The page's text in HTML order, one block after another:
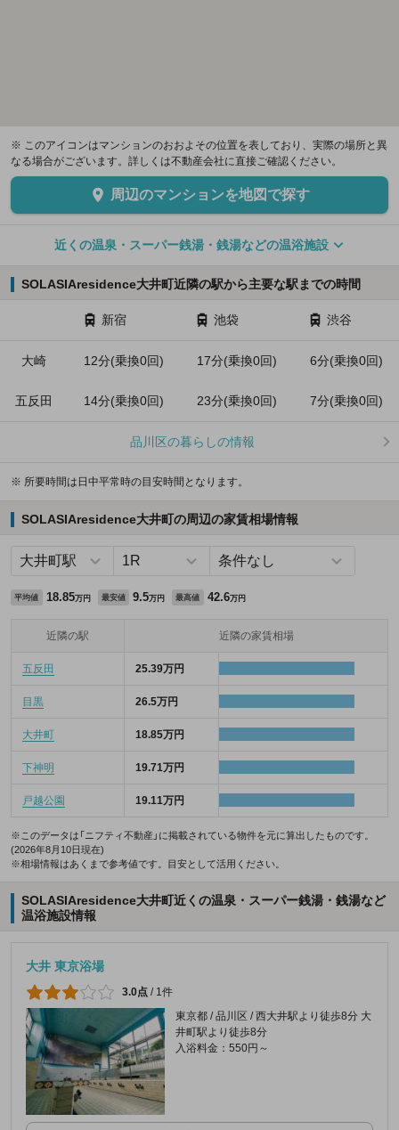
※ このアイコンはマンションのおおよその位置を表しており、実際の場所と異
なる場合がございます。詳しくは不動産会社に直接ご確認ください。
周辺のマンションを地図で探す
近くの温泉・スーパー銭湯・銭湯などの温浴施設
SOLASIAresidence大井町近隣の駅から主要な駅までの時間
新宿 池袋 渋谷
大崎 12分(乗換0回) 17分(乗換0回) 6分(乗換0回)
五反田 14分(乗換0回) 23分(乗換0回) 7分(乗換0回)
品川区の暮らしの情報
※ 所要時間は日中平常時の目安時間となります。
SOLASIAresidence大井町の周辺の家賃相場情報
平均値 18.85万円 最安値 9.5万円 最高値 42.6万円
近隣の駅 近隣の家賃相場
五反田 25.39万円
目黒 26.5万円
大井町 18.85万円
下神明 19.71万円
戸越公園 19.11万円
※このデータは「ニフティ不動産」に掲載されている物件を元に算出したものです。
(2026年8月10日現在)
※相場情報はあくまで参考値です。目安として活用ください。
SOLASIAresidence大井町近くの温泉・スーパー銭湯・銭湯など
温浴施設情報
大井 東京浴場
3.0点 / 1件
東京都 / 品川区 / 西大井駅より徒歩8分 大
井町駅より徒歩8分
入浴料金：550円～